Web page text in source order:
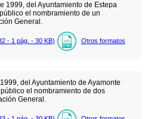
1999, del Ayuntamiento de Estepa
el nombramiento de un
General.
- 1 pág. - 30 KB) Otros formatos
del Ayuntamiento de Ayamonte
el nombramiento de dos
General.